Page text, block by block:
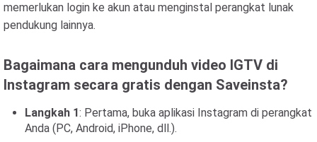
memerlukan login ke akun atau menginstal perangkat lunak
pendukung lainnya.
Bagaimana cara mengunduh video IGTV di
Instagram secara gratis dengan Saveinsta?
Langkah 1: Pertama, buka aplikasi Instagram di perangkat
Anda (PC, Android, iPhone, dll.).